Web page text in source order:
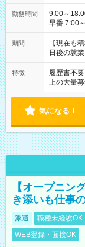
勤務時間
9:00～18:00（休憩60分）
早番 7:00～16:00
い」 「余
たくない」
の方へ 今
の勤務時
期間
【現在も
日後の就
特徴 履歴書不要
上の大量
気になる！
【オープニン
き添いも仕事
派遣 職種未経験OK
WEB登録・面接OK